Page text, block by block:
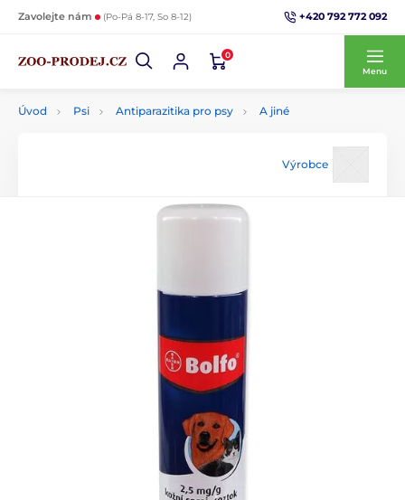
Zavolejte nám (Po-Pá 8-17, So 8-12) +420 792 772 092
0
Menu
Úvod Psi Antiparazitika pro psy A jiné
Výrobce